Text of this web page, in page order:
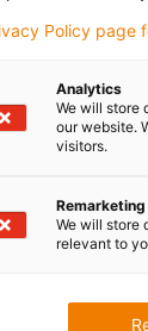
Policy page
Analytics
We will store
our website.
visitors.
Remarketing
We will store
relevant to